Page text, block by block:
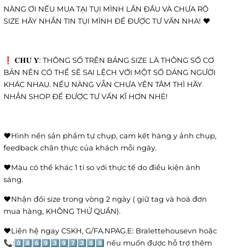
NÀNG ƠI NẾU MUA TẠI TỤI MÌNH LẦN ĐẦU VÀ CHƯA RÕ
SIZE HÃY NHẮN TIN TỤI MÌNH ĐỂ ĐƯỢC TƯ VẤN NHA! ❤️
❗️ 𝐂𝐇𝐔́ 𝐘́: THÔNG SỐ TRÊN BẢNG SIZE LÀ THÔNG SỐ CƠ
BẢN NÊN CÓ THỂ SẼ SAI LỆCH VỚI MỘT SỐ DÁNG NGƯỜI
KHÁC NHAU. NẾU NÀNG VẪN CHƯA YÊN TÂM THÌ HÃY
NHẮN SHOP ĐỂ ĐƯỢC TƯ VẤN KĨ HƠN NHÉ!
❤️Hình nền sản phẩm tự chụp, cam kết hàng y ảnh chụp,
feedback chân thực của khách mỗi ngày.
❤️Màu có thể khác 1 tí so với thực tế do điều kiện ánh
sáng.
❤️Nhận đổi size trong vòng 2 ngày ( giữ tag và hoá đơn
mua hàng, KHÔNG THỬ QUẦN).
❤️Liên hệ ngay CSKH, G/FA.NPAG.E: Bralettehousevn hoặc
📞:0️⃣8️⃣6️⃣9️⃣3️⃣9️⃣7️⃣3️⃣8️⃣8️⃣ nếu muốn được hỗ trợ thêm